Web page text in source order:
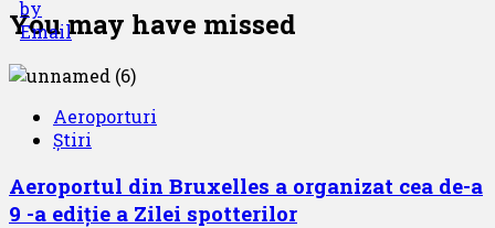
You may have missed
Aeroporturi
Știri
Aeroportul din Bruxelles a organizat cea de-a
9 -a ediție a Zilei spotterilor